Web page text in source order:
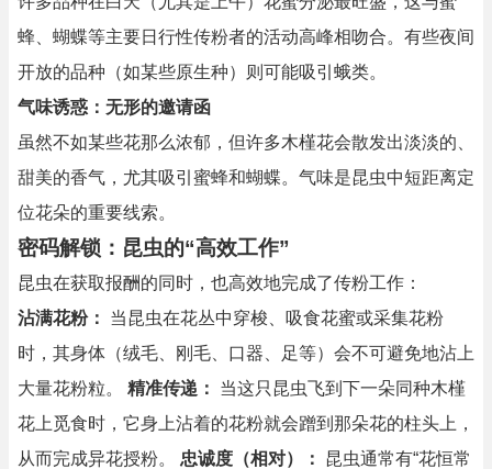
蜂、蝴蝶等主要日行性传粉者的活动高峰相吻合。有些夜间
开放的品种（如某些原生种）则可能吸引蛾类。
气味诱惑：无形的邀请函
虽然不如某些花那么浓郁，但许多木槿花会散发出淡淡的、
甜美的香气，尤其吸引蜜蜂和蝴蝶。气味是昆虫中短距离定
位花朵的重要线索。
密码解锁：昆虫的“高效工作”
昆虫在获取报酬的同时，也高效地完成了传粉工作：
沾满花粉：
当昆虫在花丛中穿梭、吸食花蜜或采集花粉
时，其身体（绒毛、刚毛、口器、足等）会不可避免地沾上
大量花粉粒。 精准传递：
当这只昆虫飞到下一朵同种木槿
花上觅食时，它身上沾着的花粉就会蹭到那朵花的柱头上，
从而完成异花授粉。 忠诚度（相对）：
昆虫通常有“花恒常